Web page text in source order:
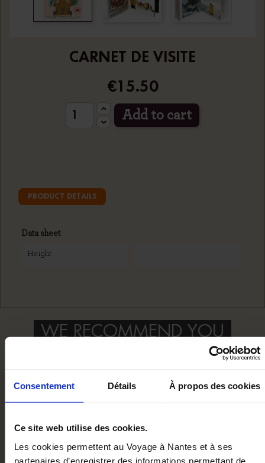
Consentement Détails À propos des cookies
Ce site web utilise des cookies.
Les cookies permettent au Voyage à Nantes et à ses
partenaires d’enregistrer des informations permettant de
CARNET DE VISITE
€15.50
Add to cart
PRODUCT DETAILS
Data sheet
Height
WE RECOMMEND YOU